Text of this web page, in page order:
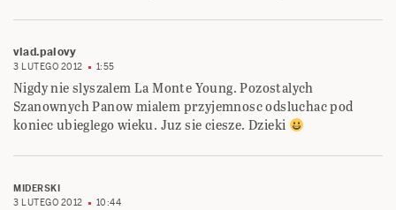
vlad.palovy
3 LUTEGO 2012 1:55
Nigdy nie slyszalem La Monte Young. Pozostalych
Szanownych Panow mialem przyjemnosc odsluchac pod
koniec ubieglego wieku. Juz sie ciesze. Dzieki
MIDERSKI
3 LUTEGO 2012
10:44